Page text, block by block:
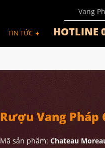
Vang
TIN TỨC HOTLINE
Rượu Vang
Mã sản phẩm: Chateau